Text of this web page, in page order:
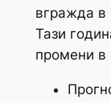
вгражда в
Тази
промени в